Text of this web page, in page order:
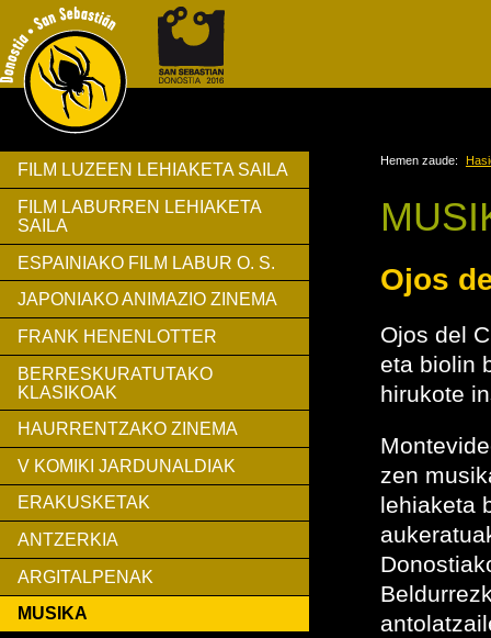
FILM LUZEEN LEHIAKETA SAILA
FILM LABURREN LEHIAKETA
SAILA
ESPAINIAKO FILM LABUR O. S.
JAPONIAKO ANIMAZIO ZINEMA
FRANK HENENLOTTER
BERRESKURATUTAKO
KLASIKOAK
HAURRENTZAKO ZINEMA
V KOMIKI JARDUNALDIAK
ERAKUSKETAK
ANTZERKIA
ARGITALPENAK
MUSIKA
Hemen zaude:
Ojos
Ojos del
eta biolin
hirukote
zen
lehiaketa